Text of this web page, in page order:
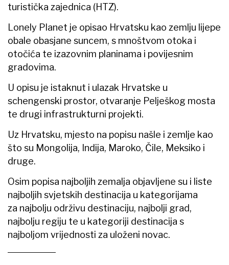
turistička zajednica (HTZ).
Lonely Planet je opisao Hrvatsku kao zemlju lijepe
obale obasjane suncem, s mnoštvom otoka i
otočića te izazovnim planinama i povijesnim
gradovima.
U opisu je istaknut i ulazak Hrvatske u
schengenski prostor, otvaranje Pelješkog mosta
te drugi infrastrukturni projekti.
Uz Hrvatsku, mjesto na popisu našle i zemlje kao
što su Mongolija, Indija, Maroko, Čile, Meksiko i
druge.
Osim popisa najboljih zemalja objavljene su i liste
najboljih svjetskih destinacija u kategorijama
za najbolju održivu destinaciju, najbolji grad,
najbolju regiju te u kategoriji destinacija s
najboljom vrijednosti za uloženi novac.